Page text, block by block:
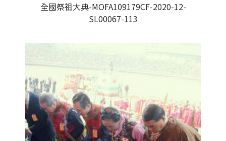
全國祭祖大典-MOFA109179CF-2020-12-
SL00067-113